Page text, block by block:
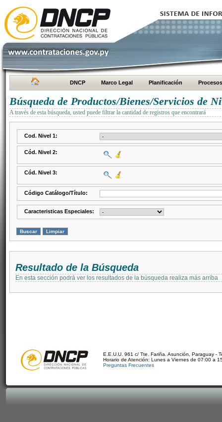
DNCP Marco Legal Planificación Procesos
Búsqueda de Productos/Bienes/Servicios de
A través de esta búsqueda, usted puede filtrar la cantidad de registros que encontrará
Cod. Nivel 1:
Cód. Nivel 2:
Cód. Nivel 3:
Código Catálogo/Título:
Caracteristicas Especiales:
Resultado de la Búsqueda
En esta sección podrá ver los resultados de la búsqueda realiza más arriba
E.E.U.U. 961 c/ Tte. Fariña. Asunción, Paraguay -
Horario de Atención: Lunes a Viernes de 07:00 a
Preguntas Frecuentes